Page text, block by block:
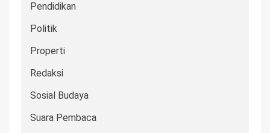
Pendidikan
Politik
Properti
Redaksi
Sosial Budaya
Suara Pembaca